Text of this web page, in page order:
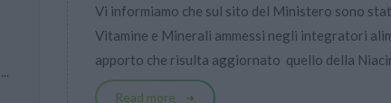
Vi informiamo che sul sito del Ministero sono
Vitamine e Minerali ammessi negli integratori
apporto che risulta aggiornato  quello della
Read more